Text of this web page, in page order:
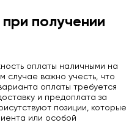
получении
оплаты наличными на
случае важно учесть, что
оплаты требуется
и предоплата за
позиции, которые
или особой